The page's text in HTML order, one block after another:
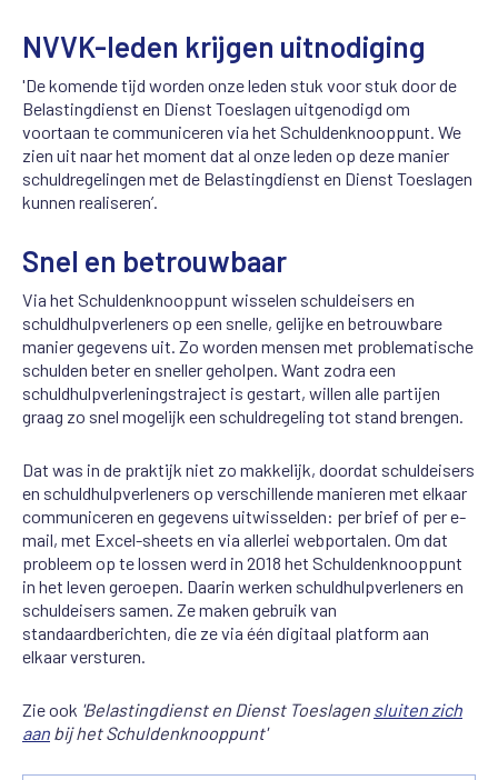
NVVK-leden krijgen uitnodiging
'De komende tijd worden onze leden stuk voor stuk door de
Belastingdienst en Dienst Toeslagen uitgenodigd om
voortaan te communiceren via het Schuldenknooppunt. We
zien uit naar het moment dat al onze leden op deze manier
schuldregelingen met de Belastingdienst en Dienst Toeslagen
kunnen realiseren’.
Snel en betrouwbaar
Via het Schuldenknooppunt wisselen schuldeisers en
schuldhulpverleners op een snelle, gelijke en betrouwbare
manier gegevens uit. Zo worden mensen met problematische
schulden beter en sneller geholpen. Want zodra een
schuldhulpverleningstraject is gestart, willen alle partijen
graag zo snel mogelijk een schuldregeling tot stand brengen.
Dat was in de praktijk niet zo makkelijk, doordat schuldeisers
en schuldhulpverleners op verschillende manieren met elkaar
communiceren en gegevens uitwisselden: per brief of per e-
mail, met Excel-sheets en via allerlei webportalen. Om dat
probleem op te lossen werd in 2018 het Schuldenknooppunt
in het leven geroepen. Daarin werken schuldhulpverleners en
schuldeisers samen. Ze maken gebruik van
standaardberichten, die ze via één digitaal platform aan
elkaar versturen.
Zie ook 'Belastingdienst en Dienst Toeslagen sluiten zich
aan bij het Schuldenknooppunt'